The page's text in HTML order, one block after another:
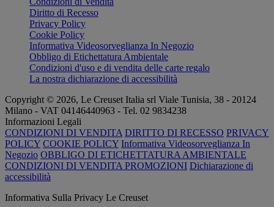
Diritto di Recesso
Privacy Policy
Cookie Policy
Informativa Videosorveglianza In Negozio
Obbligo di Etichettatura Ambientale
Condizioni d'uso e di vendita delle carte regalo
La nostra dichiarazione di accessibilità
Copyright © 2026, Le Creuset Italia srl ​​Viale Tunisia, 38 - 20124
Milano - VAT 04146440963 - Tel. 02 9834238
Informazioni Legali
CONDIZIONI DI VENDITA DIRITTO DI RECESSO PRIVACY
POLICY COOKIE POLICY Informativa Videosorveglianza In
Negozio OBBLIGO DI ETICHETTATURA AMBIENTALE
CONDIZIONI DI VENDITA PROMOZIONI Dichiarazione di
accessibilità
Informativa Sulla Privacy Le Creuset